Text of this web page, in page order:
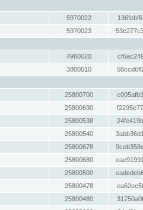
5970022
5970023
4960020
3800010
25800700
25800690
25800538
25800540
25800678
25800680
25800500
25800478
25800480